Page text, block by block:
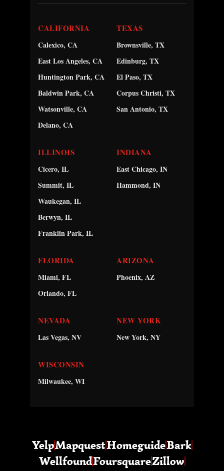
CALIFORNIA
Calexico, CA
East Los Angeles, CA
Huntington Park, CA
Baldwin Park, CA
Watsonville, CA
Delano, CA
TEXAS
Brownsville, TX
Edinburg, TX
El Paso, TX
Corpus Christi, TX
San Antonio, TX
ILLINOIS
Cicero, IL
Summit, IL
Waukegan, IL
Berwyn, IL
Franklin Park, IL
INDIANA
East Chicago, IN
Hammond, IN
FLORIDA
Miami, FL
Orlando, FL
ARIZONA
Phoenix, AZ
NEVADA
Las Vegas, NV
NEW YORK
New York, NY
WISCONSIN
Milwaukee, WI
YelpMapquestHomeguideBark
WellfoundFoursquareZillow